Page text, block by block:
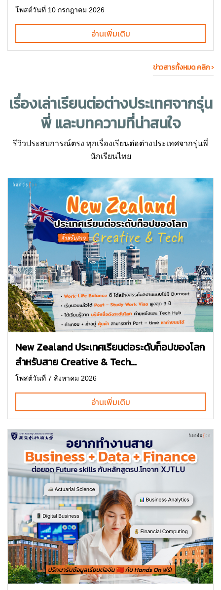
โพสต์วันที่ 10 กรกฎาคม 2026
อ่านเพิ่มเติม
ข่าวสารทั้งหมด คลิก ›
เรื่องเล่าเรียนต่อต่างประเทศจากรุ่น
พี่ และบทความที่น่าสนใจ
รีวิวประสบการณ์ตรง ทุกเรื่องเรียนต่อต่างประเทศจากรุ่นพี่
นักเรียนไทย
New Zealand ประเทศเรียนต่อระดับท็อปของโลก
สำหรับสาย Creative & Tech...
โพสต์วันที่ 7 สิงหาคม 2026
อ่านเพิ่มเติม